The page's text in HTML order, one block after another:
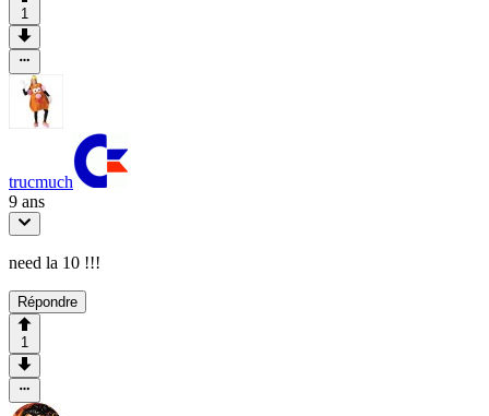
1
trucmuch
9 ans
need la 10 !!!
Répondre
1